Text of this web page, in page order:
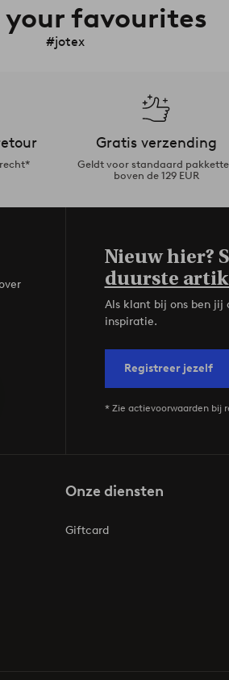
your favourites
#jotex
Gratis verzending
Geldt voor standaard
boven de 129 EUR
Nieuw hier?
duurste
Als klant bij ons ben jij
inspiratie.
Registreer jezelf
* Zie actievoorwaarden bij
Onze diensten
Giftcard